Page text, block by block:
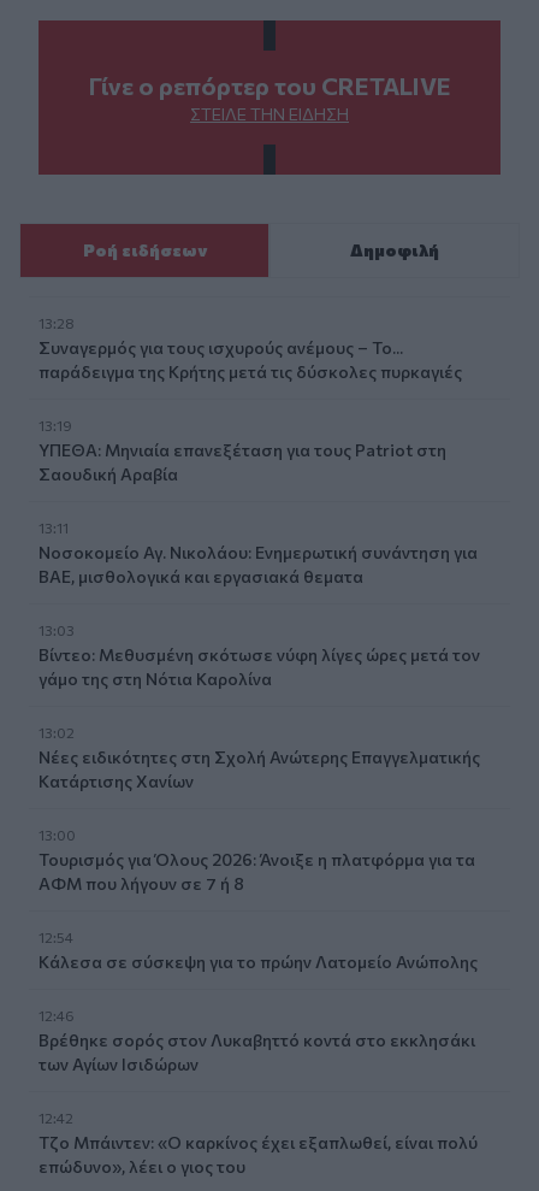
Γίνε ο ρεπόρτερ του CRETALIVE
ΣΤΕΊΛΕ ΤΗΝ ΕΊΔΗΣΗ
Ροή ειδήσεων Δημοφιλή
13:28
Συναγερμός για τους ισχυρούς ανέμους – Το...
παράδειγμα της Κρήτης μετά τις δύσκολες πυρκαγιές
13:19
ΥΠΕΘΑ: Μηνιαία επανεξέταση για τους Patriot στη
Σαουδική Αραβία
13:11
Νοσοκομείο Αγ. Νικολάου: Ενημερωτική συνάντηση για
ΒΑΕ, μισθολογικά και εργασιακά θεματα
13:03
Βίντεο: Μεθυσμένη σκότωσε νύφη λίγες ώρες μετά τον
γάμο της στη Νότια Καρολίνα
13:02
Νέες ειδικότητες στη Σχολή Ανώτερης Επαγγελματικής
Κατάρτισης Χανίων
13:00
Τουρισμός για Όλους 2026: Άνοιξε η πλατφόρμα για τα
ΑΦΜ που λήγουν σε 7 ή 8
12:54
Κάλεσα σε σύσκεψη για το πρώην Λατομείο Ανώπολης
12:46
Βρέθηκε σορός στον Λυκαβηττό κοντά στο εκκλησάκι
των Αγίων Ισιδώρων
12:42
Τζο Μπάιντεν: «Ο καρκίνος έχει εξαπλωθεί, είναι πολύ
επώδυνο», λέει ο γιος του